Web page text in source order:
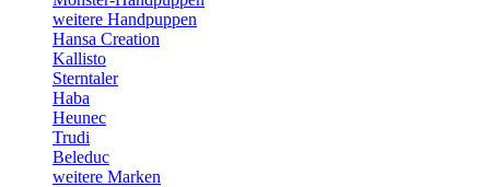
weitere Handpuppen
Hansa Creation
Kallisto
Sterntaler
Haba
Heunec
Trudi
Beleduc
weitere Marken